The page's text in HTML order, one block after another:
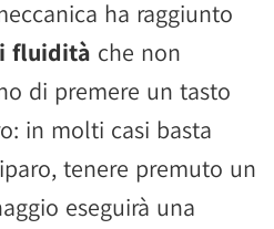
ha raggiunto
fluidità che non
di premere un tasto
in molti casi basta
tenere premuto un
eseguirà una